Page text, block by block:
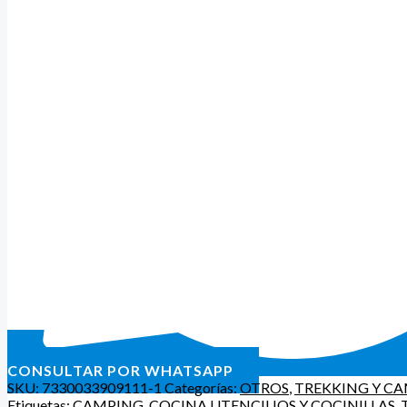
CONSULTAR POR WHATSAPP
SKU: 7330033909111-1 Categorías: OTROS TREKKING Y